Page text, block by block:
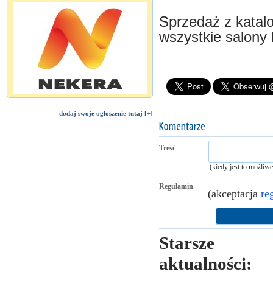
dodaj swoje ogłoszenie tutaj [+]
Sprzedaż z
wszystkie salony
Treść
(kiedy jest to
Regulamin
(akceptacja
Starsze
aktualności: